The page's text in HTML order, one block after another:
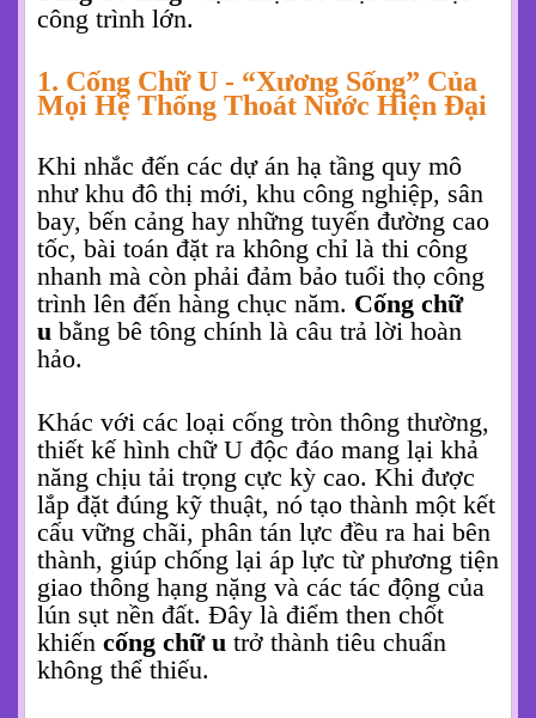
Vui lòng gọi...
Mua hàng
Chào bạn! Với hơn 10 năm trong nghề, tôi
hiểu rằng một công trình lớn cần những
giải pháp bền vững và hiệu quả. Và một
trong những yếu tố nền tảng, thoạt nghe có
vẻ đơn giản nhưng lại vô cùng quan trọng.
Chính là hệ thống thoát nước. Hôm nay,
tôi muốn chia sẻ với bạn về một sản phẩm
bằng bê tông - lựa chọn số một cho mọi
công trình lớn.
1. Cống Chữ U - “Xương Sống” Của
Mọi Hệ Thống Thoát Nước Hiện Đại
Khi nhắc đến các dự án hạ tầng quy mô
như khu đô thị mới, khu công nghiệp, sân
bay, bến cảng hay những tuyến đường cao
tốc, bài toán đặt ra không chỉ là thi công